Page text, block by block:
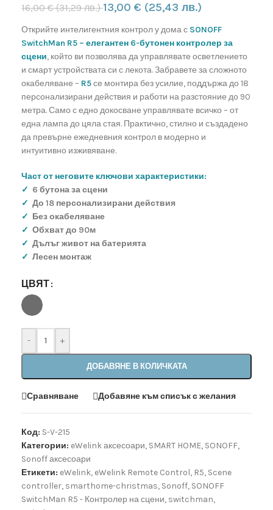
16,00€(31,29 лв.)13,00 € (25,43 лв.)
Открийте интелигентния контрол у дома с SONOFF
SwitchMan R5 – елегантен 6-бутонен контролер за
сцени, който ви позволява да управлявате осветлението
и смарт устройствата си с лекота. Забравете за сложното
окабеляване – R5се монтира без усилие, поддържа до 18
персонализирани действия и работи на разстояние до 90
метра. Само с едно докосване управлявате всичко – от
една лампа до цяла стая. Практично, стилно и създадено
да превърне ежедневния контрол в модерно и
интуитивно изживяване.
Част от неговите ключови характеристики:
✓ 6 бутона за сцени
✓ До 18 персонализирани действия
✓ Без окабеляване
✓ Обхват до 90м
✓ Дълъг живот на батерията
✓ Лесен монтаж
ЦВЯТ
- +
ДОБАВЯНЕ В КОЛИЧКАТА
Сравняване Добавяне към списък с желания
Код: S-V-215
Категории: eWelink аксесоари, SMART HOME, SONOFF,
Sonoff аксесоари
Етикети: eWelink, eWelink Remote Control, R5, Scene
controller, smarthome-christmas, Sonoff, SONOFF
SwitchMan R5 - Контролер на сцени, switchman,